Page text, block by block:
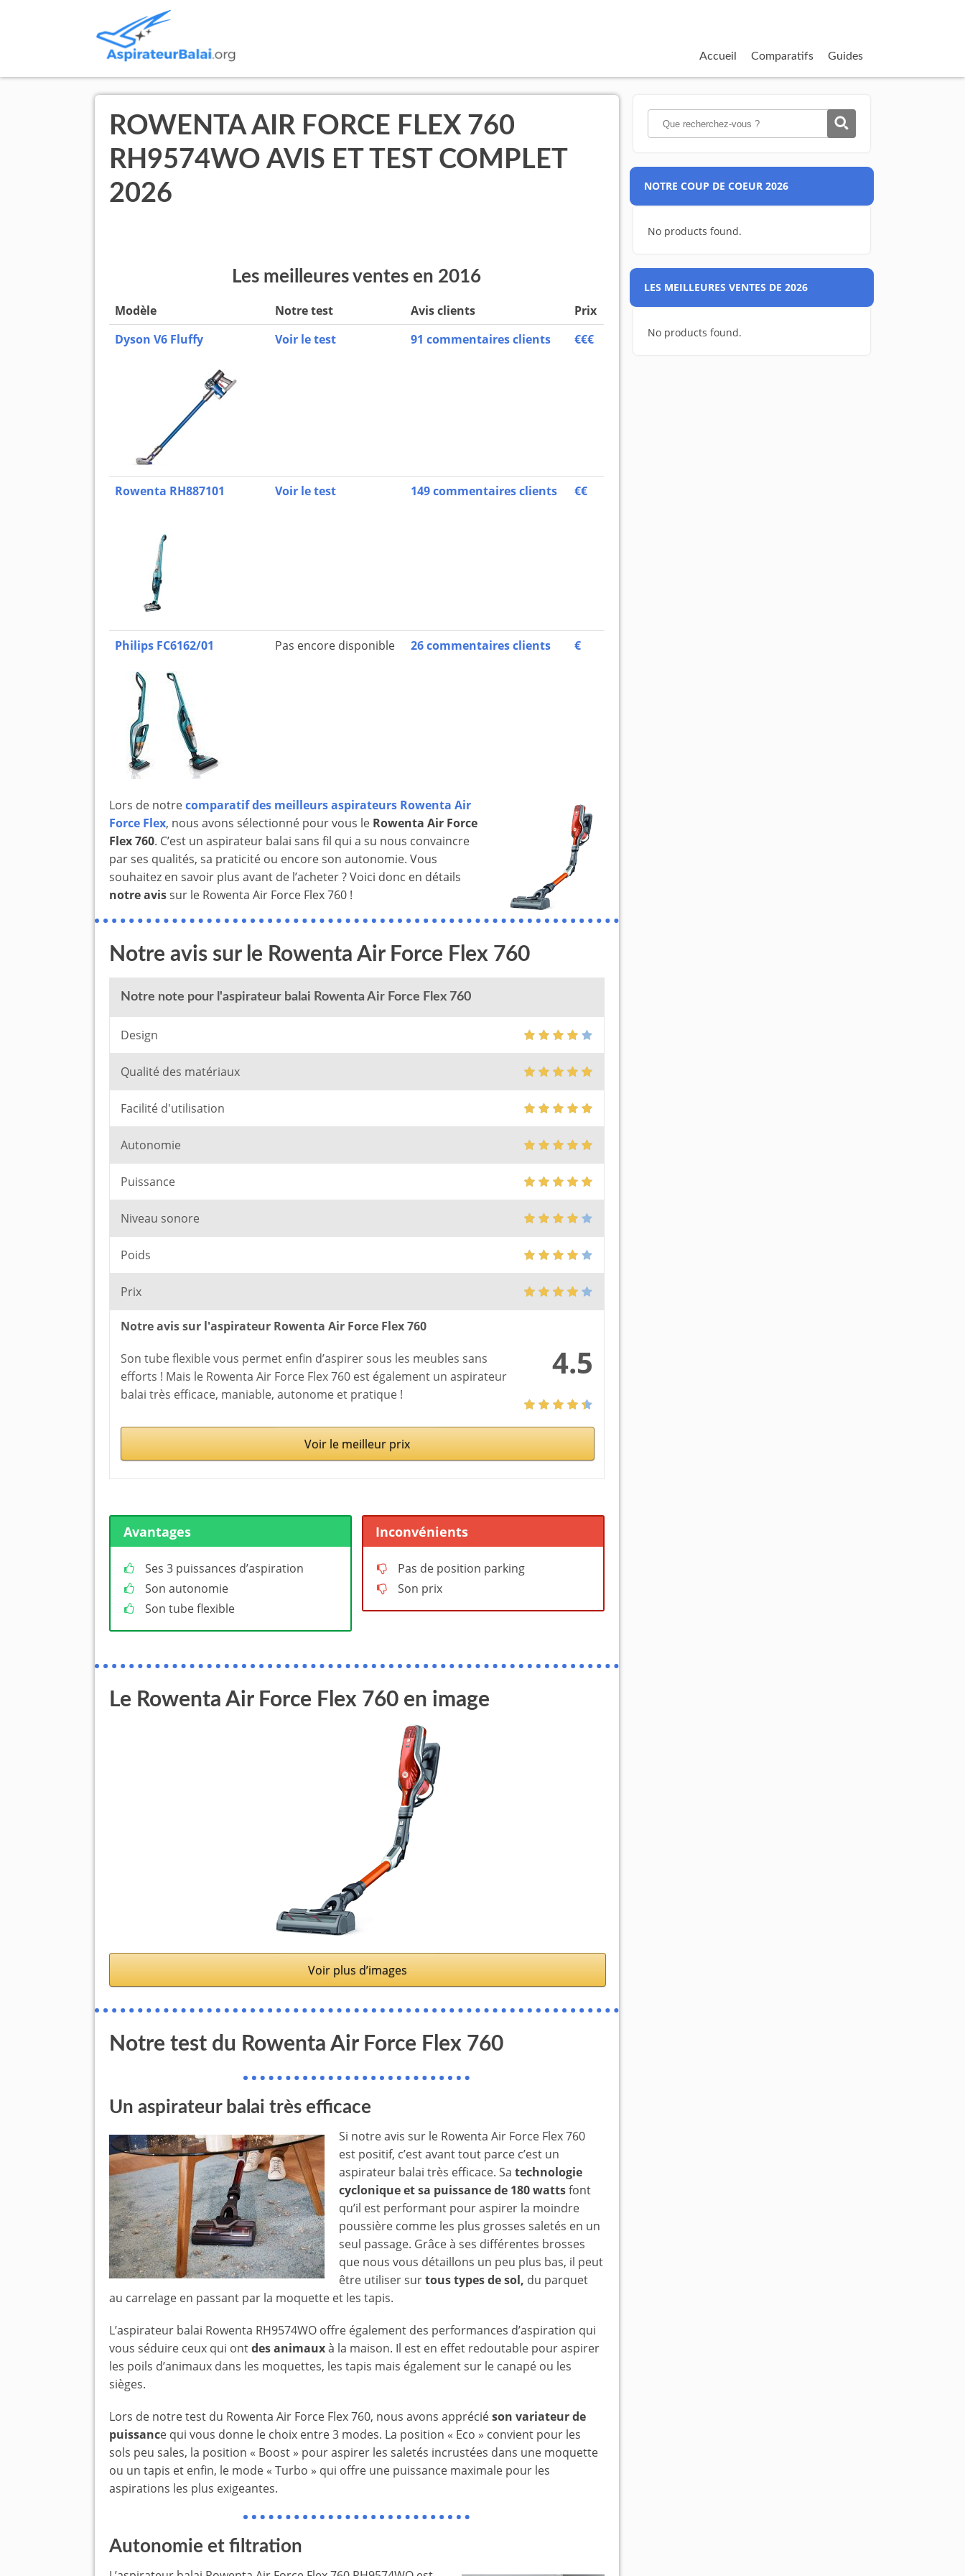
Accueil Comparatifs Guides
ROWENTA AIR FORCE FLEX 760
RH9574WO AVIS ET TEST COMPLET
2026
Les meilleures ventes en 2016
Modèle Notre test Avis clients
Prix
Dyson V6 Fluffy
Voir le test 91 commentaires clients €€€
Rowenta RH887101 Voir le test 149 commentaires clients €€
Philips FC6162/01 Pas encore disponible 26 commentaires clients €
Lors de notrecomparatif des meilleurs aspirateurs Rowenta Air
Force Flex, nous avons sélectionné pour vous le Rowenta Air Force
Flex 760. C’est un aspirateur balai sans fil qui a su nous convaincre
par ses qualités, sa praticité ou encore son autonomie. Vous
souhaitez en savoir plus avant de l’acheter ? Voici donc en détails
notre avissur le Rowenta Air Force Flex 760 !
Notre avis sur le Rowenta Air Force Flex 760
Notre note pour l'aspirateur balai Rowenta Air Force Flex 760
Design
Qualité des matériaux
Facilité d'utilisation
Autonomie
Puissance
Niveau sonore
Poids
Prix
4.5
Notre avis sur l'aspirateur Rowenta Air Force Flex 760
Son tube flexible vous permet enfin d’aspirer sous les meubles sans
efforts ! Mais le Rowenta Air Force Flex 760 est également un aspirateur
balai très efficace, maniable, autonome et pratique !
Voir le meilleur prix
Avantages
Ses 3 puissances d’aspiration
Son autonomie
Son tube flexible
Inconvénients
Pas de position parking
Son prix
Le Rowenta Air Force Flex 760 en image
Voir plus d’images
Notre test du Rowenta Air Force Flex 760
Un aspirateur balai très efficace
Si notre avis sur le Rowenta Air Force Flex 760
est positif, c’est avant tout parce c’est un
aspirateur balai très efficace. Sa technologie
cyclonique et sa puissance de 180 wattsfont
qu’il est performant pour aspirer la moindre
poussière comme les plus grosses saletés en un
seul passage. Grâce à ses différentes brosses
que nous vous détaillons un peu plus bas, il peut
être utiliser surtous types de sol, du parquet
au carrelage en passant par la moquette et les tapis.
L’aspirateur balai Rowenta RH9574WO offre également des performances d’aspiration qui
vous séduire ceux qui ontdes animauxà la maison. Il est en effet redoutable pour aspirer
les poils d’animaux dans les moquettes, les tapis mais également sur le canapé ou les
sièges.
Lors de notre test du Rowenta Air Force Flex 760, nous avons appréciéson variateur de
puissance qui vous donne le choix entre 3 modes. La position « Eco » convient pour les
sols peu sales, la position « Boost » pour aspirer les saletés incrustées dans une moquette
ou un tapis et enfin, le mode « Turbo » qui offre une puissance maximale pour les
aspirations les plus exigeantes.
Autonomie et filtration
NOTRE COUP DE COEUR 2026
No products found.
LES MEILLEURES VENTES DE 2026
No products found.